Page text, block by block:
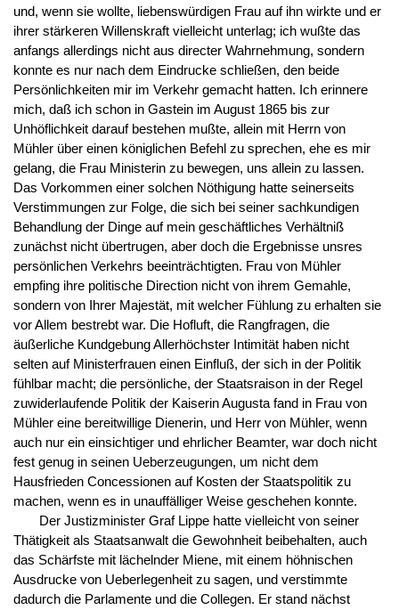
und, wenn sie wollte, liebenswürdigen Frau auf ihn wirkte und er
ihrer stärkeren Willenskraft vielleicht unterlag; ich wußte das
anfangs allerdings nicht aus directer Wahrnehmung, sondern
konnte es nur nach dem Eindrucke schließen, den beide
Persönlichkeiten mir im Verkehr gemacht hatten. Ich erinnere
mich, daß ich schon in Gastein im August 1865 bis zur
Unhöflichkeit darauf bestehen mußte, allein mit Herrn von
Mühler über einen königlichen Befehl zu sprechen, ehe es mir
gelang, die Frau Ministerin zu bewegen, uns allein zu lassen.
Das Vorkommen einer solchen Nöthigung hatte seinerseits
Verstimmungen zur Folge, die sich bei seiner sachkundigen
Behandlung der Dinge auf mein geschäftliches Verhältniß
zunächst nicht übertrugen, aber doch die Ergebnisse unsres
persönlichen Verkehrs beeinträchtigten. Frau von Mühler
empfing ihre politische Direction nicht von ihrem Gemahle,
sondern von Ihrer Majestät, mit welcher Fühlung zu erhalten sie
vor Allem bestrebt war. Die Hofluft, die Rangfragen, die
äußerliche Kundgebung Allerhöchster Intimität haben nicht
selten auf Ministerfrauen einen Einfluß, der sich in der Politik
fühlbar macht; die persönliche, der Staatsraison in der Regel
zuwiderlaufende Politik der Kaiserin Augusta fand in Frau von
Mühler eine bereitwillige Dienerin, und Herr von Mühler, wenn
auch nur ein einsichtiger und ehrlicher Beamter, war doch nicht
fest genug in seinen Ueberzeugungen, um nicht dem
Hausfrieden Concessionen auf Kosten der Staatspolitik zu
machen, wenn es in unauffälliger Weise geschehen konnte.
Der Justizminister Graf Lippe hatte vielleicht von seiner
Thätigkeit als Staatsanwalt die Gewohnheit beibehalten, auch
das Schärfste mit lächelnder Miene, mit einem höhnischen
Ausdrucke von Ueberlegenheit zu sagen, und verstimmte
dadurch die Parlamente und die Collegen. Er stand nächst